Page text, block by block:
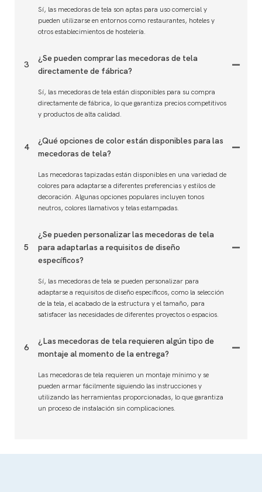
Sí, las mecedoras de tela son aptas para uso comercial y
pueden utilizarse en entornos como restaurantes, hoteles y
otros establecimientos de hostelería.
3
¿Se pueden comprar las mecedoras de tela
directamente de fábrica?
Sí, las mecedoras de tela están disponibles para su compra
directamente de fábrica, lo que garantiza precios competitivos
y productos de alta calidad.
4
¿Qué opciones de color están disponibles para las
mecedoras de tela?
Las mecedoras tapizadas están disponibles en una variedad de
colores para adaptarse a diferentes preferencias y estilos de
decoración. Algunas opciones populares incluyen tonos
neutros, colores llamativos y telas estampadas.
5
¿Se pueden personalizar las mecedoras de tela
para adaptarlas a requisitos de diseño
específicos?
Sí, las mecedoras de tela se pueden personalizar para
adaptarse a requisitos de diseño específicos, como la selección
de la tela, el acabado de la estructura y el tamaño, para
satisfacer las necesidades de diferentes proyectos o espacios.
6
¿Las mecedoras de tela requieren algún tipo de
montaje al momento de la entrega?
Las mecedoras de tela requieren un montaje mínimo y se
pueden armar fácilmente siguiendo las instrucciones y
utilizando las herramientas proporcionadas, lo que garantiza
un proceso de instalación sin complicaciones.